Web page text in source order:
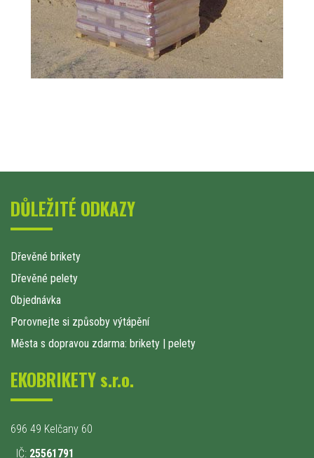
DŮLEŽITÉ ODKAZY
Dřevěné brikety
Dřevěné pelety
Objednávka
Porovnejte si způsoby výtápění
Města s dopravou zdarma: brikety | pelety
EKOBRIKETY s.r.o.
696 49 Kelčany 60
IČ: 25561791